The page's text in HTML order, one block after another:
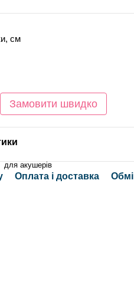
см
Замовити швидко
для акушерів
Оплата і доставка